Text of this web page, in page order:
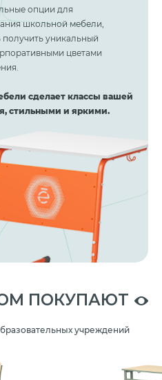
опции для
школьной мебели,
уникальный
цветами
сделает классы вашей
стильными и яркими.
ПОКУПАЮТ
учреждений